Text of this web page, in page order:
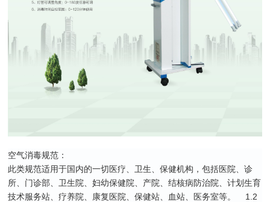
空气消毒规范：
此类规范适用于国内的一切医疗、卫生、保健机构，包括医院、诊
所、门诊部、卫生院、妇幼保健院、产院、结核病防治院、计划生育
技术服务站、疗养院、康复医院、保健站、血站、医务室等。
1.2